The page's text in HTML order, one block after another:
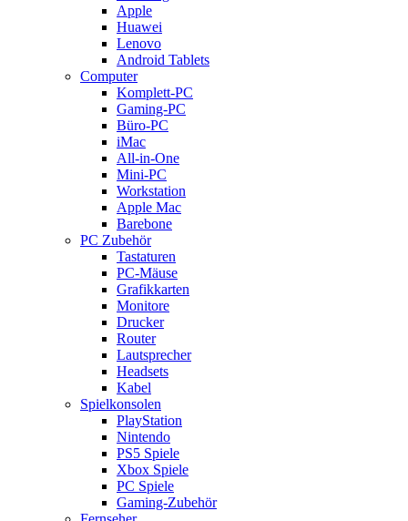
Apple
Huawei
Lenovo
Android Tablets
Computer
Komplett-PC
Gaming-PC
Büro-PC
iMac
All-in-One
Mini-PC
Workstation
Apple Mac
Barebone
PC Zubehör
Tastaturen
PC-Mäuse
Grafikkarten
Monitore
Drucker
Router
Lautsprecher
Headsets
Kabel
Spielkonsolen
PlayStation
Nintendo
PS5 Spiele
Xbox Spiele
PC Spiele
Gaming-Zubehör